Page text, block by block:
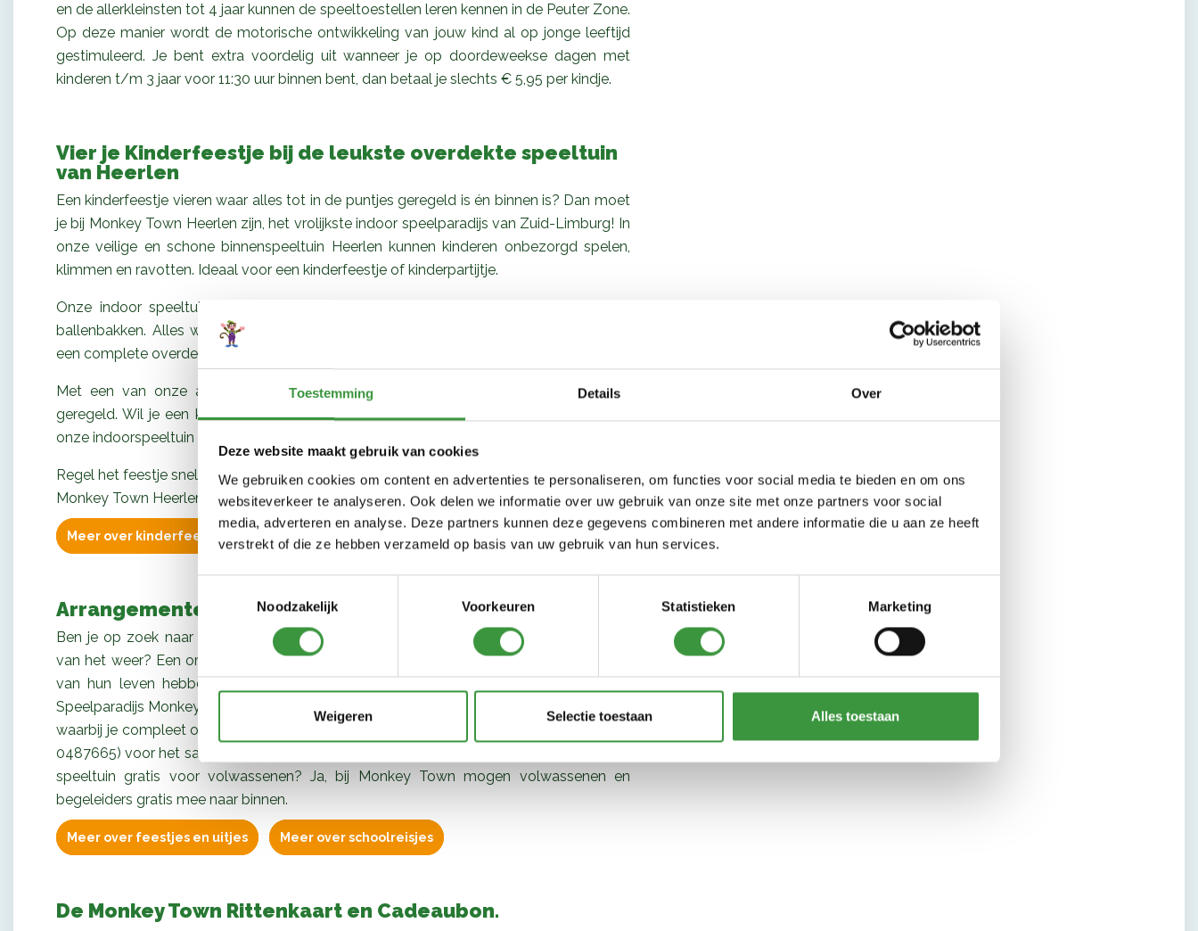
Toestemming Details Over
Deze website maakt gebruik van cookies
We gebruiken cookies om content en advertenties te personaliseren, om functies voor social media te bieden en om ons
websiteverkeer te analyseren. Ook delen we informatie over uw gebruik van onze site met onze partners voor social
media, adverteren en analyse. Deze partners kunnen deze gegevens combineren met andere informatie die u aan ze heeft
verstrekt of die ze hebben verzameld op basis van uw gebruik van hun services.
Noodzakelijk
Voorkeuren Statistieken Marketing
Weigeren Selectie toestaan Alles toestaan
en de allerkleinsten tot 4 jaar kunnen de speeltoestellen leren kennen in de Peuter Zone.
Op deze manier wordt de motorische ontwikkeling van jouw kind al op jonge leeftijd
gestimuleerd. Je bent extra voordelig uit wanneer je op doordeweekse dagen met
kinderen t/m 3 jaar voor 11:30 uur binnen bent, dan betaal je slechts € 5,95 per kindje.
Vier je Kinderfeestje bij de leukste overdekte speeltuin
van Heerlen
Een kinderfeestje vieren waar alles tot in de puntjes geregeld is én binnen is? Dan moet
je bij Monkey Town Heerlen zijn, het vrolijkste indoor speelparadijs van Zuid-Limburg! In
onze veilige en schone binnenspeeltuin Heerlen kunnen kinderen onbezorgd spelen,
klimmen en ravotten. Ideaal voor een kinderfeestje of kinderpartijtje.
Onze indoor speeltuin Heerlen is een kleurrijke wereld vol klimplezier, glijbanen en
ballenbakken. Alles wat je mag verwachten van een modern speelparadijs indoor of
een complete overdekte speeltuin.
Met een van onze arrangementen wordt het kinderfeestje zorgeloos én feestelijk
geregeld. Wil je een kinderfeestje vieren waar iedereen blij van wordt? Kom dan naar
onze indoorspeeltuin Heerlen.
Regel het feestje snel en makkelijk online via onze site.
Monkey Town Heerlen, dé kids playground voor onvergetelijke kinder feestjes!
Meer over kinderfeestjes
Arrangementen voor groepen
Ben je op zoek naar een schoolreisje of BSO activiteit
waarbij je niet afhankelijk bent
van het weer? Eenorigineel bedrijfsuitje
in regio Heerlen waar ook de kinderen de dag
van hun leven hebben? Of
Speelparadijs Monkey Town Heerlen een goed idee! Boek één van onze arrangementen
waarbij je compleet ontzorgd wordt of neem contact op met ons service center (085-
0487665) voor het samenstellen van een op maat gemaakt arrangement.
speeltuin gratis voor volwassenen? Ja, bij Monkey Town mogen volwassenen en
begeleiders gratis mee naar binnen.
Meer over feestjes en uitjes Meer over schoolreisjes
De Monkey Town Rittenkaart en Cadeaubon.